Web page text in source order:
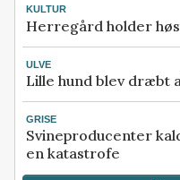
KULTUR
Herregård holder
ULVE
Lille hund blev dræbt
GRISE
Svineproducenter
en katastrofe